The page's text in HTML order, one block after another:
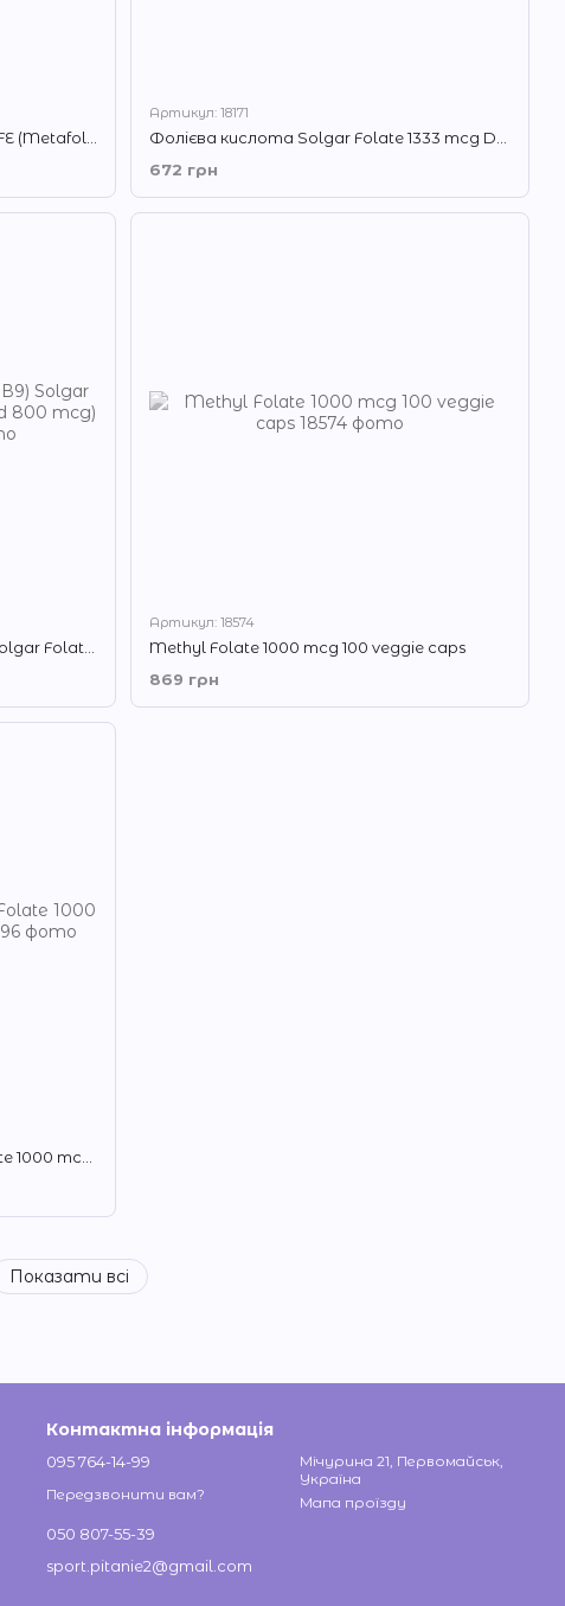
Фолат Solgar Folate 666 mcg DFE (Metafolin 400 mcg) 100 таб
Артикул: 18171
Фолієва кислота Solgar Folate 1333 mcg DFE (Folic Acid 800 mcg) 50 таблеток
672 грн
Артикул: 18574
Methyl Folate 1000 mcg 100 veggie caps
869 грн
Показати всі
Контактна інформація
095 764-14-99
Передзвонити вам?
050 807-55-39
sport.pitanie2@gmail.com
Мічурина 21, Первомайськ,
Україна
Мапа проїзду